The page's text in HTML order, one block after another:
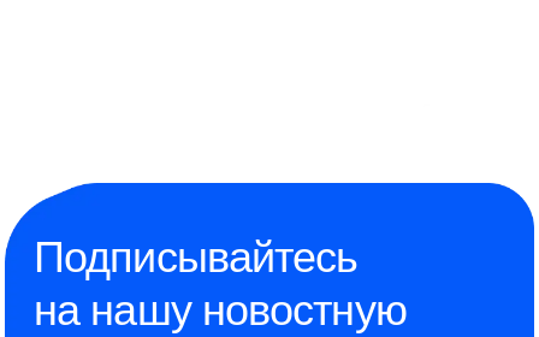
Подписывайтесь
на нашу новостную